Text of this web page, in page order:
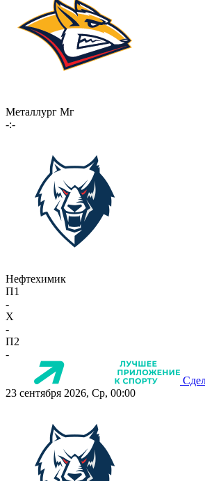
Металлург Мг
-:-
Нефтехимик
П1
-
X
-
П2
-
23 сентября 2026, Ср, 00:00